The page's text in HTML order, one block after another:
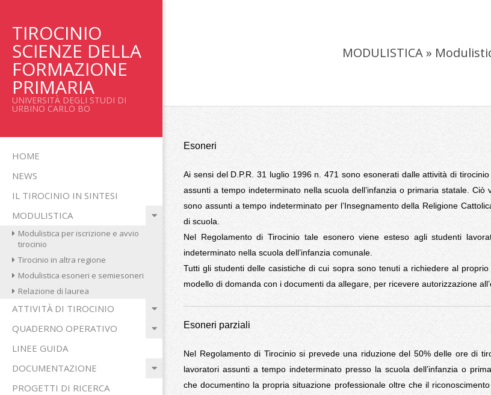
contenuto
TIROCINIO
SCIENZE DELLA
FORMAZIONE
PRIMARIA
UNIVERSITÀ DEGLI STUDI DI
URBINO CARLO BO
Menu
di
navigzione
HOME
NEWS
IL TIROCINIO IN SINTESI
MODULISTICA
Modulistica per iscrizione e avvio
tirocinio
Tirocinio in altra regione
Modulistica esoneri e semiesoneri
Relazione di laurea
ATTIVITÀ DI TIROCINIO
QUADERNO OPERATIVO
LINEE GUIDA
DOCUMENTAZIONE
PROGETTI DI RICERCA
MODULISTICA »
Esoneri
Ai sensi del D.P.R. 31 luglio 1996 n. 471 sono esonerati dalle attività di
assunti a tempo indeterminato nella scuola dell’infanzia o primaria statale. Ciò
sono assunti a tempo indeterminato per l’Insegnamento della Religione
di scuola.
Nel Regolamento di Tirocinio tale esonero viene esteso agli studenti
indeterminato nella scuola dell’infanzia comunale.
Tutti gli studenti delle casistiche di cui sopra sono tenuti a richiedere al
modello di domanda con i documenti da allegare, per ricevere autorizzazione
Esoneri parziali
Nel Regolamento di Tirocinio si prevede una riduzione del 50% delle ore di
lavoratori assunti a tempo indeterminato presso la scuola dell’infanzia o
che documentino la propria situazione professionale oltre che il